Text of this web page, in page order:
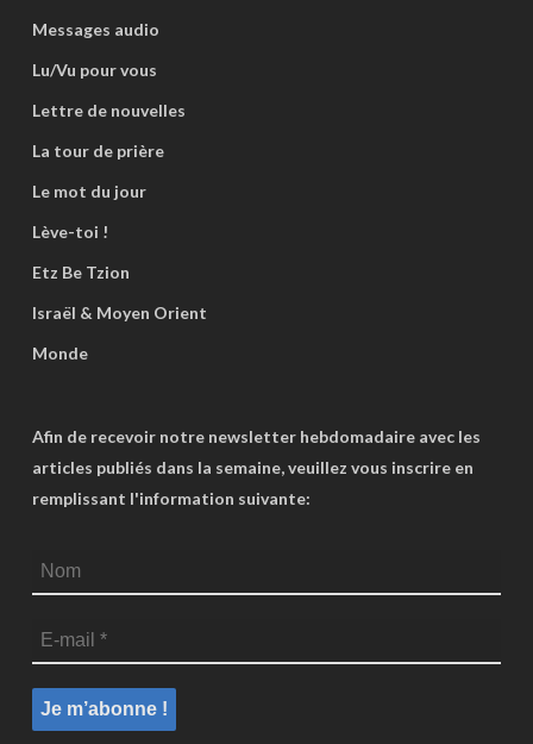
Messages audio
Lu/Vu pour vous
Lettre de nouvelles
La tour de prière
Le mot du jour
Lève-toi !
Etz Be Tzion
Israël & Moyen Orient
Monde
Afin de recevoir notre newsletter hebdomadaire avec les
articles publiés dans la semaine, veuillez vous inscrire en
remplissant l'information suivante: